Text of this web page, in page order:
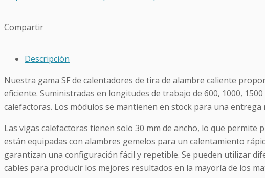
Compartir
Descripción
Nuestra gama SF de calentadores de tira de alambre caliente
eficiente. Suministradas en longitudes de trabajo de 600, 1000,
calefactoras. Los módulos se mantienen en stock para una entrega
Las vigas calefactoras tienen solo 30 mm de ancho, lo que
están equipadas con alambres gemelos para un calentamiento
garantizan una configuración fácil y repetible. Se pueden utilizar
cables para producir los mejores resultados en la mayoría de los